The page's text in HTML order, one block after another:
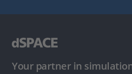
Your partner in